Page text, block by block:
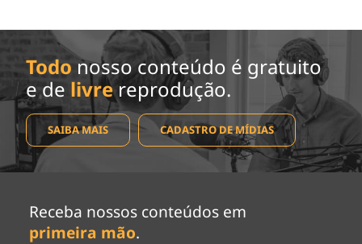
Todo nosso conteúdo é gratuito
e de livrereprodução.
SAIBA MAIS CADASTRO DE MÍDIAS
Receba nossos conteúdos em
primeira mão.